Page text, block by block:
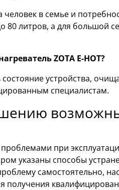
в семье и
литров, а для большой
ZOTA E-HOT?
устройства,
специалистам.
при
указаны способы
самостоятельно,
получения